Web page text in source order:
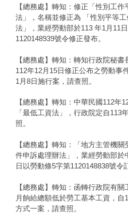
【總務處】轉知：修正「性別工
法」，名稱並修正為 「性別平等
法」，業經勞動部於113 年1月11
1120148939號令修正發布。
【總務處】轉知：轉知行政院秘
112年12月15日修正公布之勞動事
1月8日施行案，請查照。
【總務處】轉知：中華民國112年
「最低工資法」，行政院定自113
照。
【總務處】轉知：「地方主管機
件申訴處理辦法」，業經勞動部於
日以勞動條5字第1120148838號令
【總務處】轉知：函轉行政院有關
月餉給總額低於勞工基本工資，自
方式一案，請查照。